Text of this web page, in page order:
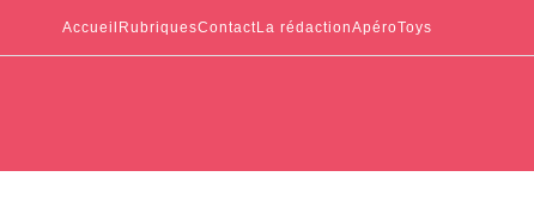
Accueil RubriquesContactLa rédactionApéroToys